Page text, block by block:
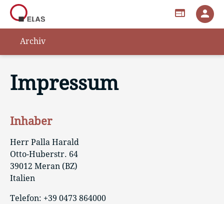
web person
Archiv
Impressum
Inhaber
Herr Palla Harald
Otto-Huberstr. 64
39012 Meran (BZ)
Italien
Telefon: +39 0473 864000